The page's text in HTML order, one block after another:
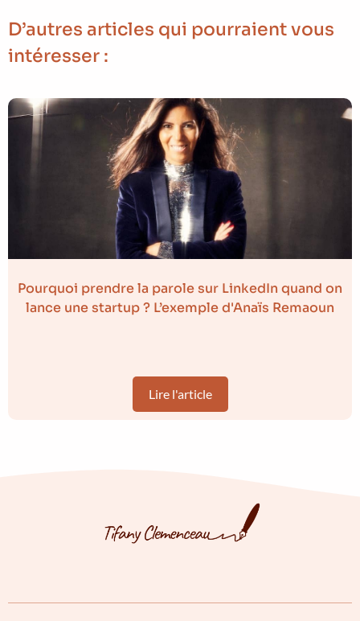
D’autres articles qui pourraient vous
intéresser :
Pourquoi prendre la parole sur LinkedIn quand on
lance une startup ? L’exemple d'Anaïs Remaoun
Lire l'article